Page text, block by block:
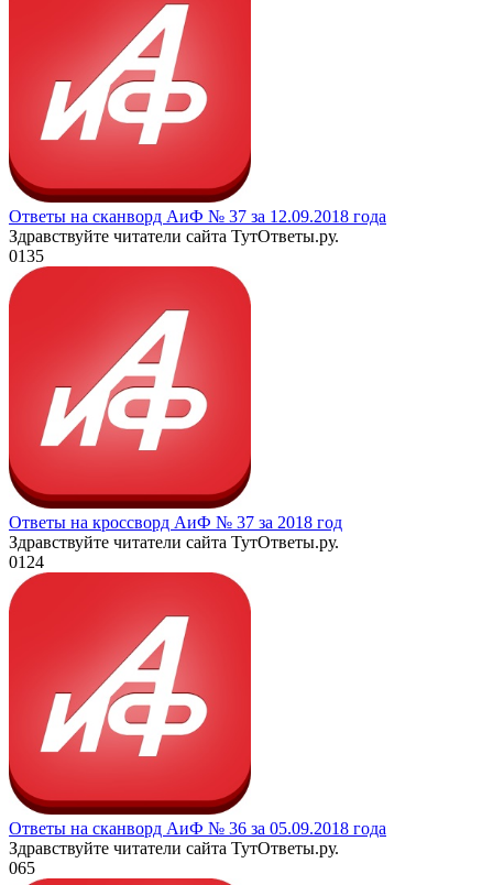
Ответы на сканворд АиФ № 37 за 12.09.2018 года
Здравствуйте читатели сайта ТутОтветы.ру.
0135
Ответы на кроссворд АиФ № 37 за 2018 год
Здравствуйте читатели сайта ТутОтветы.ру.
0124
Ответы на сканворд АиФ № 36 за 05.09.2018 года
Здравствуйте читатели сайта ТутОтветы.ру.
065